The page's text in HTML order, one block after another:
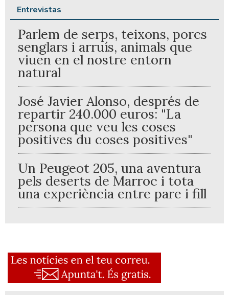
Entrevistas
Parlem de serps, teixons, porcs
senglars i arruís, animals que
viuen en el nostre entorn
natural
José Javier Alonso, després de
repartir 240.000 euros: "La
persona que veu les coses
positives du coses positives"
Un Peugeot 205, una aventura
pels deserts de Marroc i tota
una experiència entre pare i fill